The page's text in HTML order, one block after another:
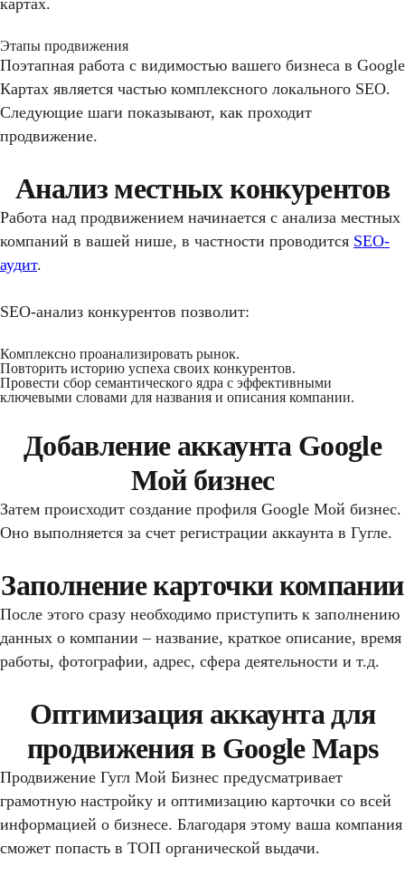
картах.
Этапы продвижения
Поэтапная работа с видимостью вашего бизнеса в Google
Картах является частью комплексного локального SEO.
Следующие шаги показывают, как проходит
продвижение.
Анализ местных конкурентов
Работа над продвижением начинается с анализа местных
компаний в вашей нише, в частности проводится SEO-
аудит.
SEO-анализ конкурентов позволит:
Комплексно проанализировать рынок.
Повторить историю успеха своих конкурентов.
Провести сбор семантического ядра с эффективными
ключевыми словами для названия и описания компании.
Добавление аккаунта Google
Мой бизнес
Затем происходит создание профиля Google Мой бизнес.
Оно выполняется за счет регистрации аккаунта в Гугле.
Заполнение карточки компании
После этого сразу необходимо приступить к заполнению
данных о компании – название, краткое описание, время
работы, фотографии, адрес, сфера деятельности и т.д.
Оптимизация аккаунта для
продвижения в Google Maps
Продвижение Гугл Мой Бизнес предусматривает
грамотную настройку и оптимизацию карточки со всей
информацией о бизнесе. Благодаря этому ваша компания
сможет попасть в ТОП органической выдачи.